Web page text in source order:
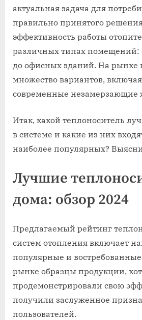
актуальная задача для
правильно принятого
эффективность работы
различных типах помещений:
до офисных зданий. На рынке
множество вариантов,
современные незамерзающие
Итак, какой теплоноситель
в системе и какие из них
наиболее популярных?
Лучшие
дома: обзор 2024
Предлагаемый рейтинг
систем отопления включает
популярные и востребованные
рынке образцы продукции,
продемонстрировали свою
получили заслуженное
пользователей.